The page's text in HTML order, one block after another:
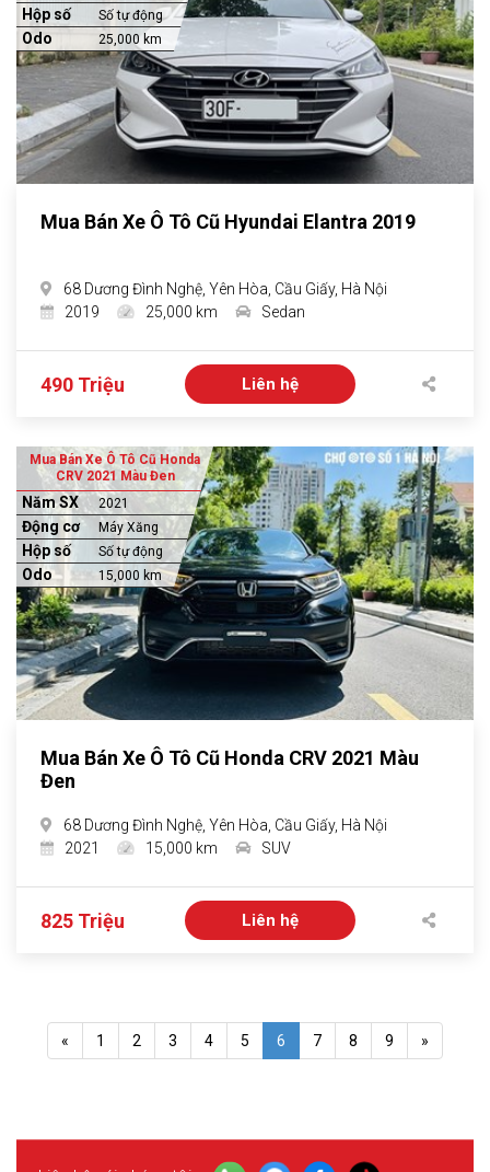
Hộp số Số tự động
Odo 25,000 km
Mua Bán Xe Ô Tô Cũ Hyundai Elantra 2019
68 Dương Đình Nghệ, Yên Hòa, Cầu Giấy, Hà Nội
2019
25,000 km Sedan
490 Triệu Liên hệ
Mua Bán Xe Ô Tô Cũ Honda
CRV 2021 Màu Đen
Năm SX 2021
Động cơ Máy Xăng
Hộp số Số tự động
Odo 15,000 km
Mua Bán Xe Ô Tô Cũ Honda CRV 2021 Màu
Đen
68 Dương Đình Nghệ, Yên Hòa, Cầu Giấy, Hà Nội
2021
15,000 km SUV
825 Triệu Liên hệ
« 1 2 3 4 5 6 7 8 9 »